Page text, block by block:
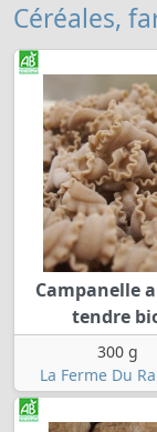
Céréales,
Campanelle
tendre
300 g
La Ferme Du